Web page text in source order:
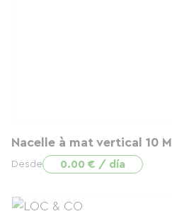
Nacelle à mat vertical 10 M
Desde 0.00 € / día